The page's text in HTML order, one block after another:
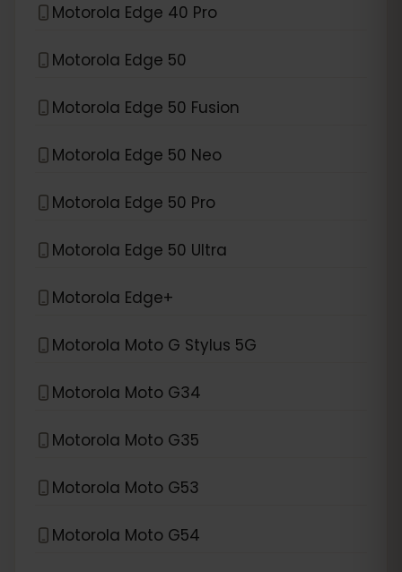
Motorola Edge 40 Pro
Motorola Edge 50
Motorola Edge 50 Fusion
Motorola Edge 50 Neo
Motorola Edge 50 Pro
Motorola Edge 50 Ultra
Motorola Edge+
Motorola Moto G Stylus 5G
Motorola Moto G34
Motorola Moto G35
Motorola Moto G53
Motorola Moto G54